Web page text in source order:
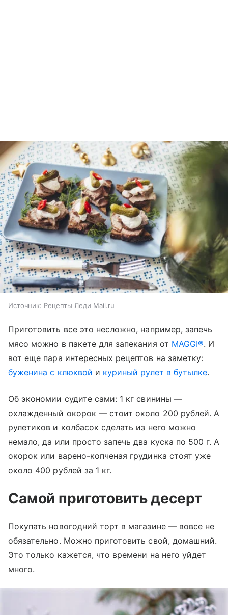
Источник: Рецепты Леди Mail.ru
Приготовить все это несложно, например, запечь
мясо можно в пакете для запекания от MAGGI®. И
вот еще пара интересных рецептов на заметку:
буженина с клюквой и куриный рулет в бутылке.
Об экономии судите сами: 1 кг свинины —
охлажденный окорок — стоит около 200 рублей. А
рулетиков и колбасок сделать из него можно
немало, да или просто запечь два куска по 500 г. А
окорок или варено-копченая грудинка стоят уже
около 400 рублей за 1 кг.
Самой приготовить десерт
Покупать новогодний торт в магазине — вовсе не
обязательно. Можно приготовить свой, домашний.
Это только кажется, что времени на него уйдет
много.